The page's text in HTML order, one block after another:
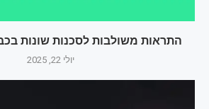
התראות משולבות לסכנות שונות
יולי 22, 2025